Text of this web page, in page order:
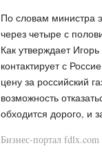
По словам министра
через четыре с
Как утверждает
контактирует с
цену за российский
возможность
обходится дорого, и
Бизнес-портал fdlx.com